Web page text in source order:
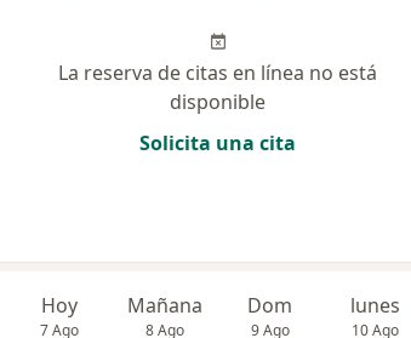
La reserva de citas en línea no está
disponible
Solicita una cita
Hoy
7 Ago
Mañana
8 Ago
Dom
9 Ago
lunes
10 Ago